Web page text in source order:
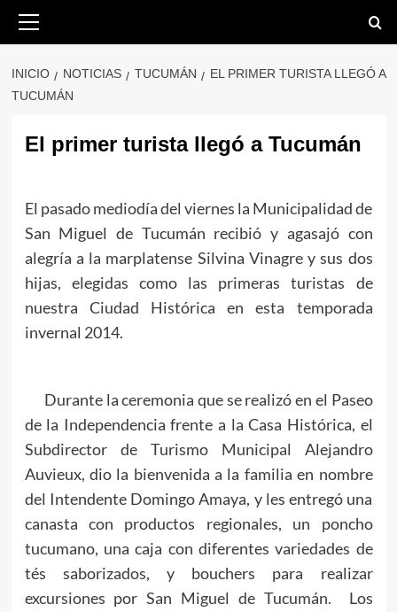
Saltar
primario
INICIO NOTICIAS TUCUMÁN
EL PRIMER TURISTA LLEGÓ A
TUCUMÁN
El primer turista llegó a Tucumán
El pasado mediodía del viernes la Municipalidad de
San Miguel de Tucumán recibió y agasajó con
alegría a la marplatense Silvina Vinagre y sus dos
hijas, elegidas como las primeras turistas de
nuestra Ciudad Histórica en esta temporada
invernal 2014.
Durante la ceremonia que se realizó en el Paseo
de la Independencia frente a la Casa Histórica, el
Subdirector de Turismo Municipal Alejandro
Auvieux, dio la bienvenida a la familia en nombre
del Intendente Domingo Amaya, y les entregó una
canasta con productos regionales, un poncho
tucumano, una caja con diferentes variedades de
tés saborizados, y bouchers para realizar
excursiones por San Miguel de Tucumán. Los